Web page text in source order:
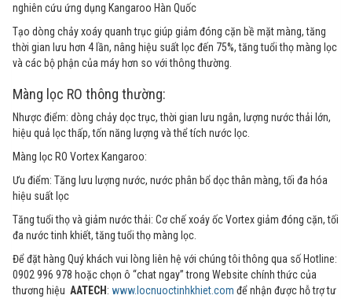
nghiên cứu ứng dụng Kangaroo Hàn Quốc
Tạo dòng chảy xoáy quanh trục giúp giảm đóng cặn bề mặt màng, tăng
thời gian lưu hơn 4 lần, nâng hiệu suất lọc đến 75%, tăng tuổi thọ màng lọc
và các bộ phận của máy hơn so với thông thường.
Màng lọc RO thông thường:
Nhược điểm: dòng chảy dọc trục, thời gian lưu ngắn, lượng nước thải lớn,
hiệu quả lọc thấp, tốn năng lượng và thể tích nước lọc.
Màng lọc RO Vortex Kangaroo:
Ưu điểm: Tăng lưu lượng nước, nước phân bổ dọc thân màng, tối đa hóa
hiệu suất lọc
Tăng tuổi thọ và giảm nước thải: Cơ chế xoáy ốc Vortex giảm đóng cặn, tối
đa nước tinh khiết, tăng tuổi thọ màng lọc.
Để đặt hàng Quý khách vui lòng liên hệ với chúng tôi thông qua số Hotline:
0902 996 978 hoặc chọn ô “chat ngay” trong Website chính thức của
thương hiệu AATECH : www.locnuoctinhkhiet.com để nhận được hỗ trợ tư